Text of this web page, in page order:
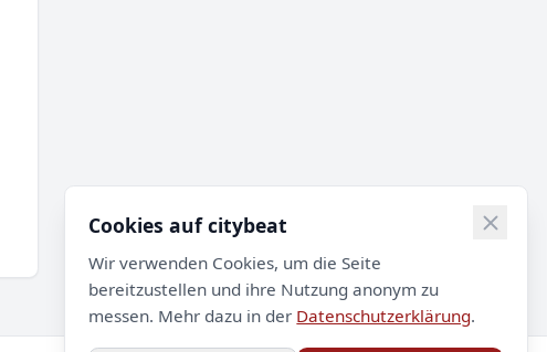
Cookies auf citybeat
Wir verwenden Cookies, um die Seite
bereitzustellen und ihre Nutzung anonym zu
messen. Mehr dazu in der Datenschutzerklärung.